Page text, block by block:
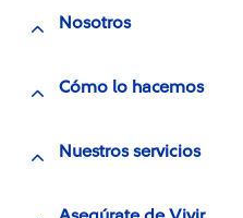
Nosotros
Cómo lo hacemos
Nuestros servicios